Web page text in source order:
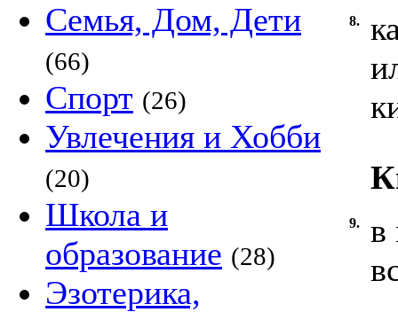
Семья, Дом, Дети
(66)
Спорт (26)
Увлечения и Хобби
(20)
Школа и
образование (28)
Эзотерика,
8.
9.
в